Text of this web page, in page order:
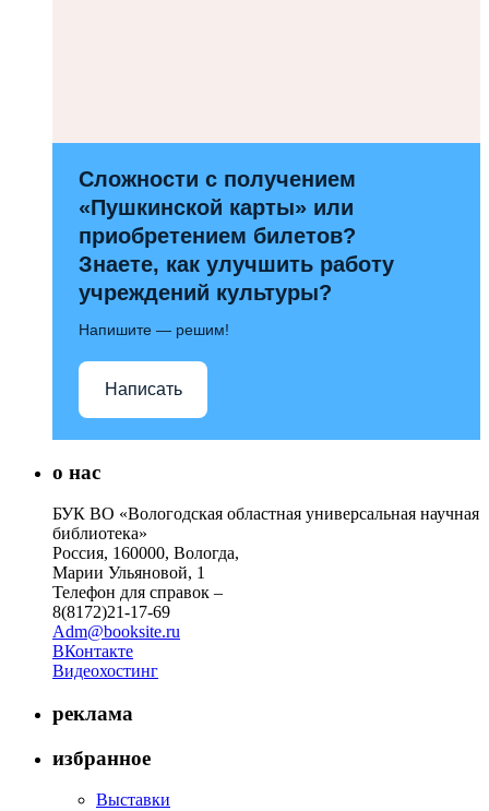
Сложности с получением
«Пушкинской карты» или
приобретением билетов?
Знаете, как улучшить работу
учреждений культуры?
Напишите — решим!
Написать
о нас
БУК ВО «Вологодская областная универсальная научная
библиотека»
Россия, 160000, Вологда,
Марии Ульяновой, 1
Телефон для справок –
8(8172)21-17-69
Adm@booksite.ru
ВКонтакте
Видеохостинг
реклама
избранное
Выставки